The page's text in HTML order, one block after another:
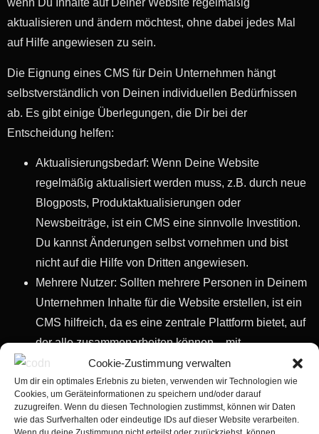
wenn Du Inhalte auf Deiner Website regelmäßig
aktualisieren und ändern möchtest, ohne dabei jedes Mal
auf Hilfe angewiesen zu sein.
Die Eignung eines CMS für Dein Unternehmen hängt
selbstverständlich von Deinen individuellen Bedürfnissen
ab. Es gibt einige Überlegungen, die Dir bei der
Entscheidung helfen:
Aktualisierungsbedarf: Wenn Deine Website
regelmäßig aktualisiert werden muss, z.B. durch neue
Blogposts, Produktaktualisierungen oder
Newsbeiträge, ist ein CMS eine sinnvolle Investition.
Du kannst Änderungen selbst vornehmen und bist
nicht auf die Hilfe von Dritten angewiesen.
Mehrere Nutzer: Sollten mehrere Personen in Deinem
Unternehmen Inhalte für die Website erstellen, ist ein
CMS hilfreich, da es eine zentrale Plattform bietet, auf
der alle zusammenarbeiten können – mit
verschiedenen Rechten und Zugängen, auf
individuelle Funktionen zugeschnitten.
Skalierung: Ein Content-Management-System ist
skalierbar. Das bedeutet, dass es mit Deinem
Cookie-Zustimmung verwalten
Um dir ein optimales Erlebnis zu bieten, verwenden wir Technologien wie
Cookies, um Geräteinformationen zu speichern und/oder darauf
zuzugreifen. Wenn du diesen Technologien zustimmst, können wir Daten
wie das Surfverhalten oder eindeutige IDs auf dieser Website verarbeiten.